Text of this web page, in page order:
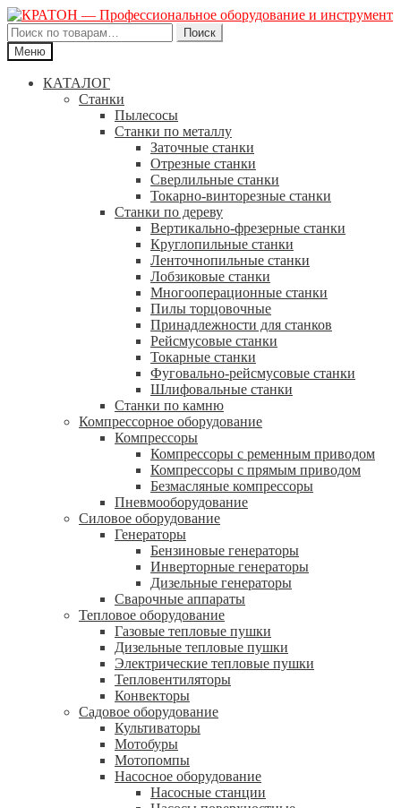
Искать:
Поиск
Меню
КАТАЛОГ
Станки
Пылесосы
Станки по металлу
Заточные станки
Отрезные станки
Сверлильные станки
Токарно-винторезные станки
Станки по дереву
Вертикально-фрезерные станки
Круглопильные станки
Ленточнопильные станки
Лобзиковые станки
Многооперационные станки
Пилы торцовочные
Принадлежности для станков
Рейсмусовые станки
Токарные станки
Фуговально-рейсмусовые станки
Шлифовальные станки
Станки по камню
Компрессорное оборудование
Компрессоры
Компрессоры с ременным приводом
Компрессоры с прямым приводом
Безмасляные компрессоры
Пневмооборудование
Силовое оборудование
Генераторы
Бензиновые генераторы
Инверторные генераторы
Дизельные генераторы
Сварочные аппараты
Тепловое оборудование
Газовые тепловые пушки
Дизельные тепловые пушки
Электрические тепловые пушки
Тепловентиляторы
Конвекторы
Садовое оборудование
Культиваторы
Мотобуры
Мотопомпы
Насосное оборудование
Насосные станции